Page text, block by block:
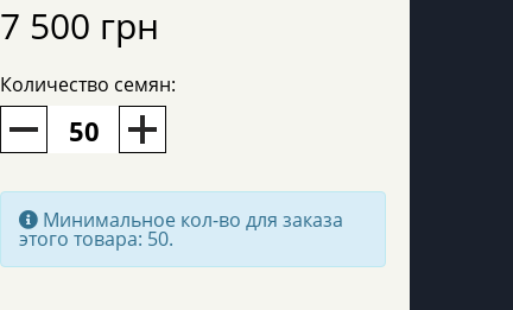
7 500 грн
Количество семян:
Минимальное кол-во для заказа
этого товара: 50.